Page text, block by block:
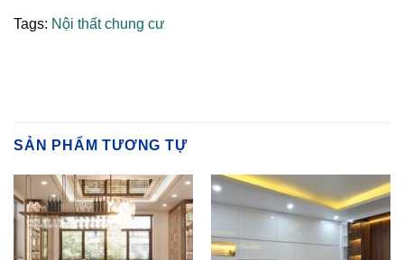
Tags: Nội thất chung cư
SẢN PHẨM TƯƠNG TỰ